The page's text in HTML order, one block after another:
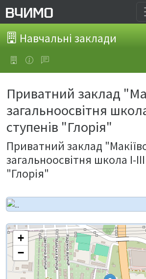
Навчальні заклади
Приватний заклад
загальноосвітня школа
ступенів "Глорія"
Приватний заклад
загальноосвітня школа І-
"Глорія"
+
−